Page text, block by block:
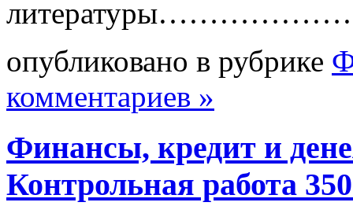
опубликовано в рубрике
комментариев »
Финансы, кредит и
Контрольная работа